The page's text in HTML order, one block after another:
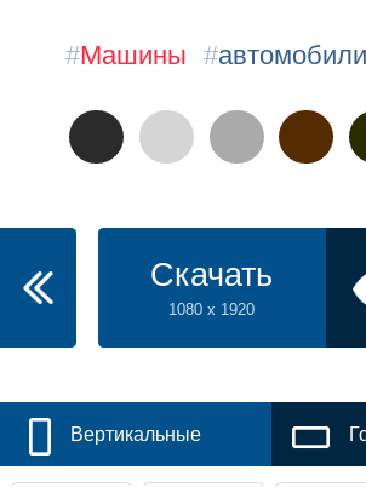
#Машины #автомобили
Скачать
1080 x 1920
Вертикальные